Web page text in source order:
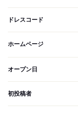
ドレスコード
ホームページ
オープン日
初投稿者